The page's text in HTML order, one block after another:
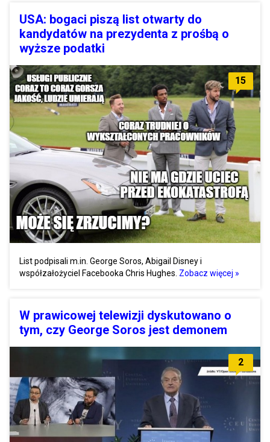
USA: bogaci piszą list otwarty do
kandydatów na prezydenta z prośbą o
wyższe podatki
15
List podpisali m.in. George Soros, Abigail Disney i
współzałożyciel Facebooka Chris Hughes. Zobacz więcej »
W prawicowej telewizji dyskutowano o
tym, czy George Soros jest demonem
2